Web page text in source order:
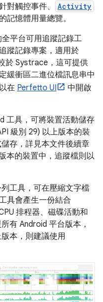
對觸控事件、
Activity
記憶體用量總覽。
平台可用追蹤記錄工
蹤記錄專案，適用於
於 Systrace，這可提供
緩衝區二進位檔訊息串中
在 Perfetto UI
中開啟
工具，可將裝置活動儲存
級別 29) 以上版本的裝
存，詳見本文件後續章
本的裝置中，追蹤檔則以
工具，可在壓縮文字檔
具會產生一份結合
排程器、磁碟活動和
有 Android 平台版本，
本，則建議使用